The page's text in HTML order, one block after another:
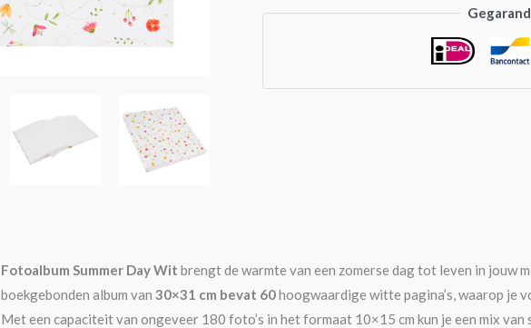
Fotoalbum Summer Day Wit brengt de warmte van een zomerse dag tot leven in
boekgebonden album van 30×31 cm bevat 60hoogwaardige witte pagina’s, waarop je
Met een capaciteit van ongeveer 180 foto’s in het formaat 10×15 cm kun je een mix